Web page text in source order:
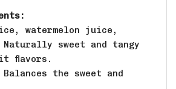
watermelon juice,
sweet and tangy
flavors.
Balances the sweet and